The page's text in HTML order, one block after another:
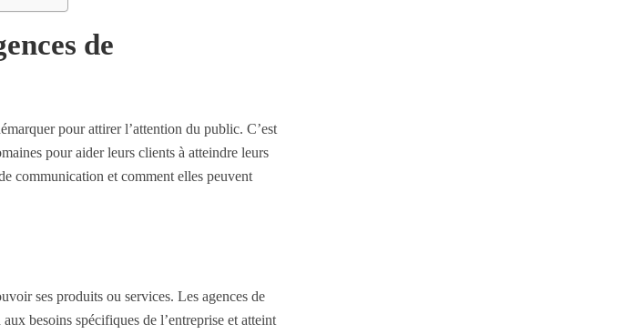
de
pour attirer l’attention du public. C’est
pour aider leurs clients à atteindre leurs
communication et comment elles peuvent
ses produits ou services. Les agences de
besoins spécifiques de l’entreprise et atteint